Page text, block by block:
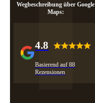
Wegbeschreibung über Google
Maps:
4.8
Basierend auf 88
Rezensionen